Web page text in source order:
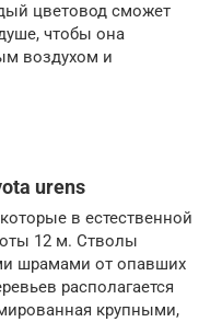
цветовод сможет
чтобы она
воздухом и
urens
в естественной
12 м. Стволы
шрамами от опавших
располагается
крупными,